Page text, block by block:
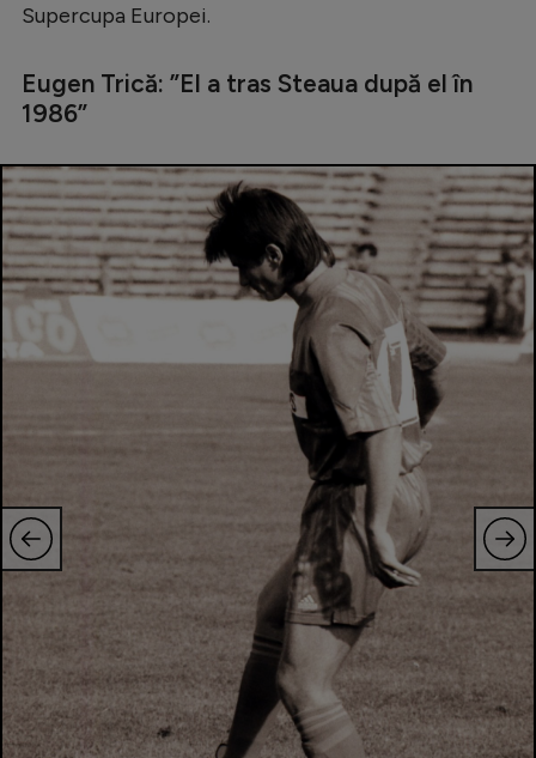
Supercupa Europei.
Eugen Trică: ”El a tras Steaua după el în
1986”